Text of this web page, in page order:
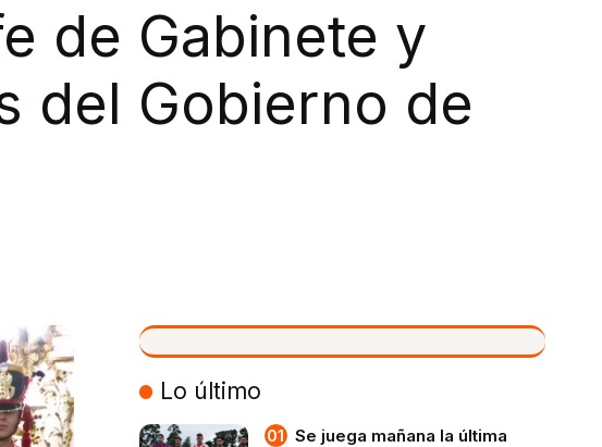
de Gabinete y
del Gobierno de
VIVO
Lo último
Se juega mañana la última